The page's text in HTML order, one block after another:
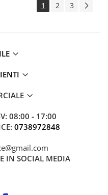
1 2 3
08:00 - 17:00
0738972848
IN SOCIAL MEDIA